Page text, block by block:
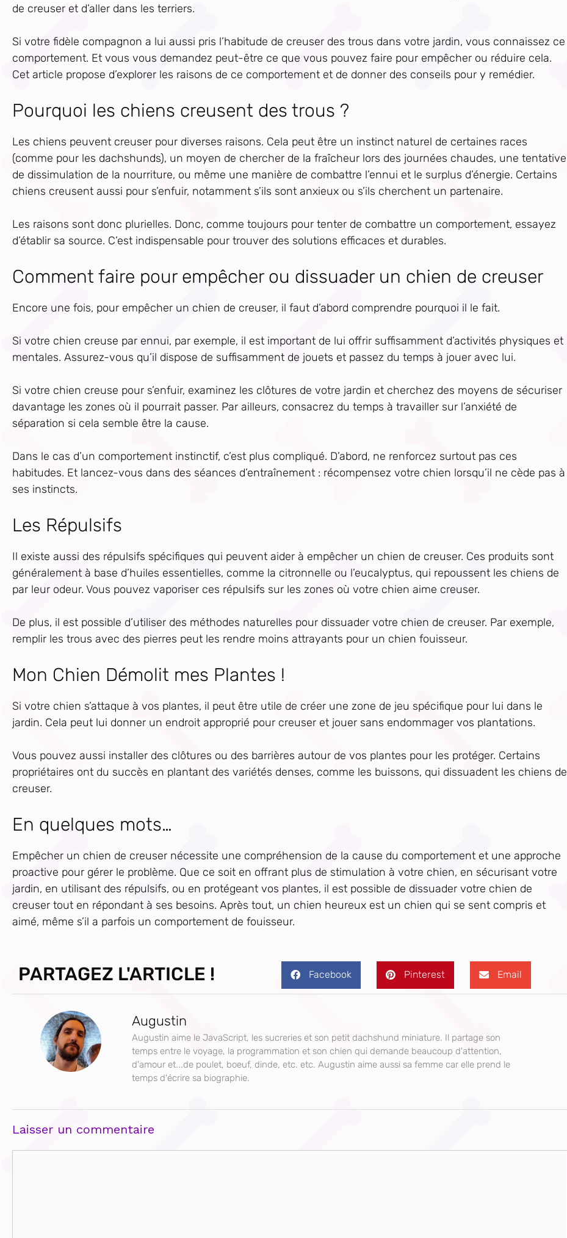
de creuser et d’aller dans les terriers.
Si votre fidèle compagnon a lui aussi pris l’habitude de creuser des trous dans votre jardin, vous connaissez ce
comportement. Et vous vous demandez peut-être ce que vous pouvez faire pour empêcher ou réduire cela.
Cet article propose d’explorer les raisons de ce comportement et de donner des conseils pour y remédier.
Pourquoi les chiens creusent des trous ?
Les chiens peuvent creuser pour diverses raisons. Cela peut être un instinct naturel de certaines races
(comme pour les dachshunds), un moyen de chercher de la fraîcheur lors des journées chaudes, une tentative
de dissimulation de la nourriture, ou même une manière de combattre l’ennui et le surplus d’énergie. Certains
chiens creusent aussi pour s’enfuir, notamment s’ils sont anxieux ou s’ils cherchent un partenaire.
Les raisons sont donc plurielles. Donc, comme toujours pour tenter de combattre un comportement, essayez
d’établir sa source. C’est indispensable pour trouver des solutions efficaces et durables.
Comment faire pour empêcher ou dissuader un chien de creuser
Encore une fois, pour empêcher un chien de creuser, il faut d’abord comprendre pourquoi il le fait.
Si votre chien creuse par ennui, par exemple, il est important de lui offrir suffisamment d’activités physiques et
mentales. Assurez-vous qu’il dispose de suffisamment de jouets et passez du temps à jouer avec lui.
Si votre chien creuse pour s’enfuir, examinez les clôtures de votre jardin et cherchez des moyens de sécuriser
davantage les zones où il pourrait passer. Par ailleurs, consacrez du temps à travailler sur l’anxiété de
séparation si cela semble être la cause.
Dans le cas d’un comportement instinctif, c’est plus compliqué. D’abord, ne renforcez surtout pas ces
habitudes. Et lancez-vous dans des séances d’entraînement : récompensez votre chien lorsqu’il ne cède pas à
ses instincts.
Les Répulsifs
Il existe aussi des répulsifs spécifiques qui peuvent aider à empêcher un chien de creuser. Ces produits sont
généralement à base d’huiles essentielles, comme la citronnelle ou l’eucalyptus, qui repoussent les chiens de
par leur odeur. Vous pouvez vaporiser ces répulsifs sur les zones où votre chien aime creuser.
De plus, il est possible d’utiliser des méthodes naturelles pour dissuader votre chien de creuser. Par exemple,
remplir les trous avec des pierres peut les rendre moins attrayants pour un chien fouisseur.
Mon Chien Démolit mes Plantes !
Si votre chien s’attaque à vos plantes, il peut être utile de créer une zone de jeu spécifique pour lui dans le
jardin. Cela peut lui donner un endroit approprié pour creuser et jouer sans endommager vos plantations.
Vous pouvez aussi installer des clôtures ou des barrières autour de vos plantes pour les protéger. Certains
propriétaires ont du succès en plantant des variétés denses, comme les buissons, qui dissuadent les chiens de
creuser.
En quelques mots…
Empêcher un chien de creuser nécessite une compréhension de la cause du comportement et une approche
proactive pour gérer le problème. Que ce soit en offrant plus de stimulation à votre chien, en sécurisant votre
jardin, en utilisant des répulsifs, ou en protégeant vos plantes, il est possible de dissuader votre chien de
creuser tout en répondant à ses besoins. Après tout, un chien heureux est un chien qui se sent compris et
aimé, même s’il a parfois un comportement de fouisseur.
PARTAGEZ L'ARTICLE ! Facebook Pinterest Email
Augustin
Augustin aime le JavaScript, les sucreries et son petit dachshund miniature. Il partage son
temps entre le voyage, la programmation et son chien qui demande beaucoup d'attention,
d'amour et...de poulet, boeuf, dinde, etc. etc. Augustin aime aussi sa femme car elle prend le
temps d'écrire sa biographie.
Laisser un commentaire